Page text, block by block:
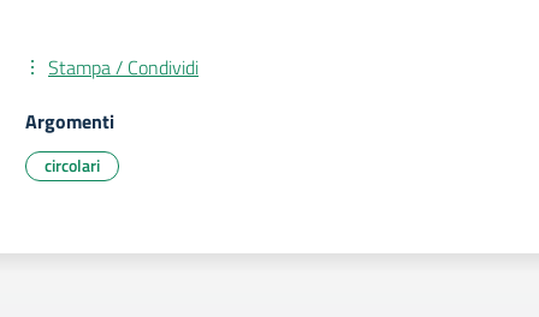
Stampa / Condividi
Argomenti
circolari